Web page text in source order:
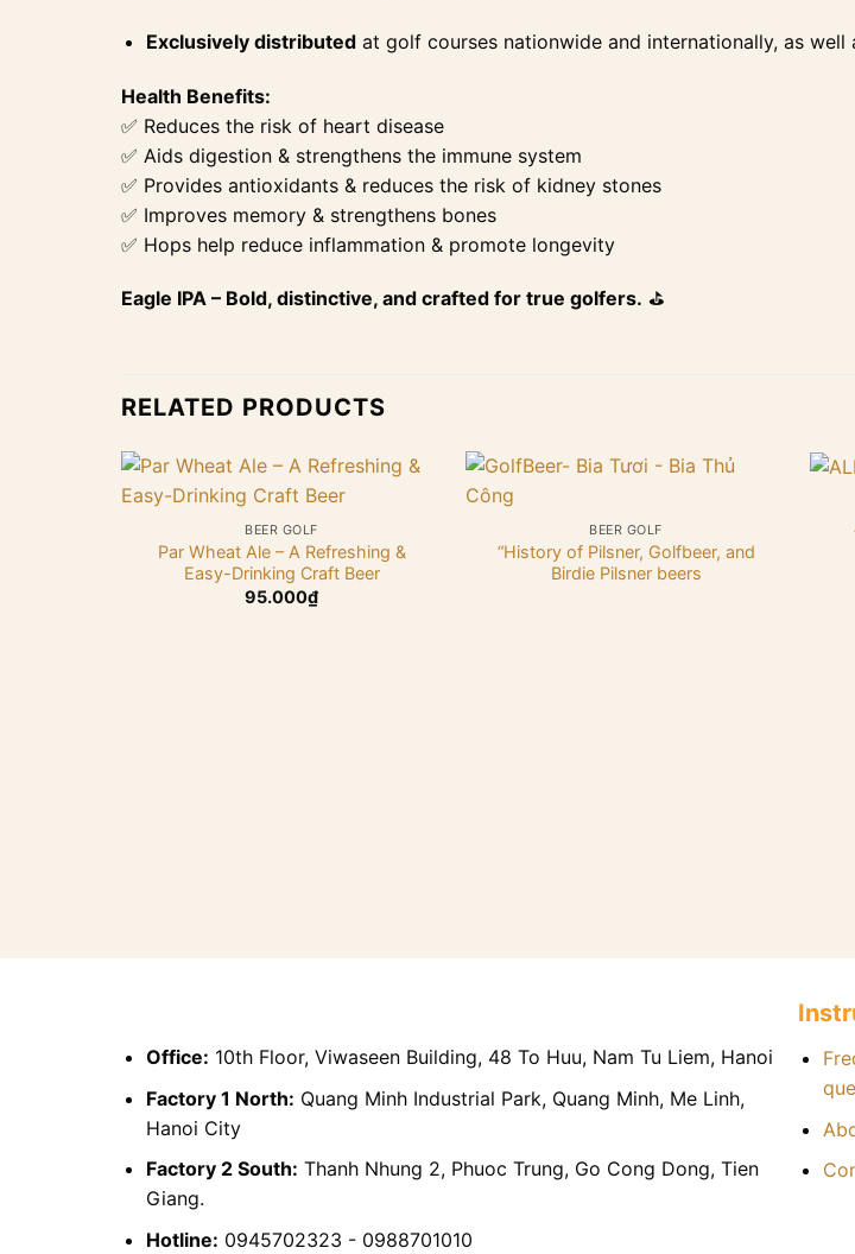
Exclusively distributedat golf courses nationwide and internationally, as well
Health Benefits:
✅ Reduces the risk of heart disease
✅ Aids digestion & strengthens the immune system
✅ Provides antioxidants & reduces the risk of kidney stones
✅ Improves memory & strengthens bones
✅ Hops help reduce inflammation & promote longevity
Eagle IPA – Bold, distinctive, and crafted for true golfers. ⛳
RELATED PRODUCTS
BEER GOLF
Par Wheat Ale – A Refreshing &
Easy-Drinking Craft Beer
95.000₫
BEER GOLF
“History of Pilsner, Golfbeer, and
Birdie Pilsner beers
+
Office: 10th Floor, Viwaseen Building, 48 To Huu, Nam Tu Liem, Hanoi
Factory 1 North: Quang Minh Industrial Park, Quang Minh, Me Linh,
Hanoi City
Factory 2 South: Thanh Nhung 2, Phuoc Trung, Go Cong Dong, Tien
Giang.
Hotline: 0945702323 - 0988701010